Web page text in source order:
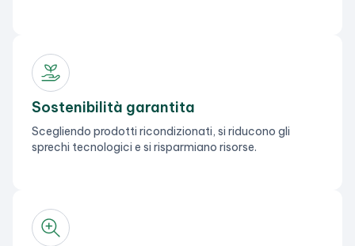
Sostenibilità garantita
Scegliendo prodotti ricondizionati, si riducono gli
sprechi tecnologici e si risparmiano risorse.